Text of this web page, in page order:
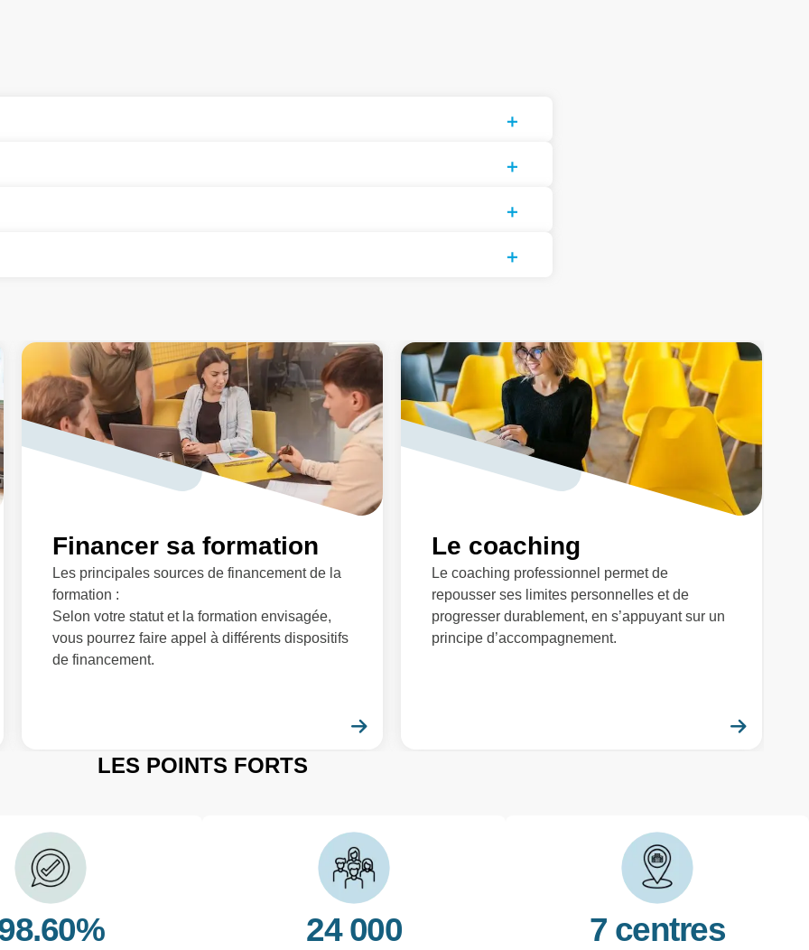
Financer sa formation
Les principales sources de financement de la
formation :
Selon votre statut et la formation envisagée,
vous pourrez faire appel à différents dispositifs
de financement.
Le coaching
Le coaching professionnel permet de
repousser ses limites personnelles et de
progresser durablement, en s’appuyant sur un
principe d’accompagnement.
LES POINTS FORTS
24 000 7 centres